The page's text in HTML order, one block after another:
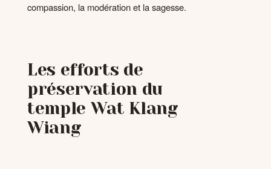
compassion, la modération et la sagesse.
Les efforts de
préservation du
temple Wat Klang
Wiang